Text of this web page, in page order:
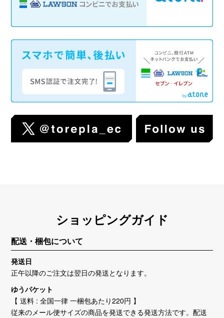
ショッピングガイド
配送・梱包について
発送日
正午以降のご注文は翌日の発送となります。
ゆうパケット
【 送料 : 全国一律 一梱包あたり220円 】
従来のメール便サイズの商品を発送できる発送方法です。配送